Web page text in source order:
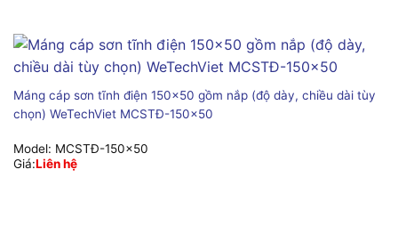
Máng cáp sơn tĩnh điện 150×50 gồm nắp (độ dày, chiều dài tùy
chọn) WeTechViet MCSTĐ-150×50
Model: MCSTĐ-150x50
Giá:Liên hệ